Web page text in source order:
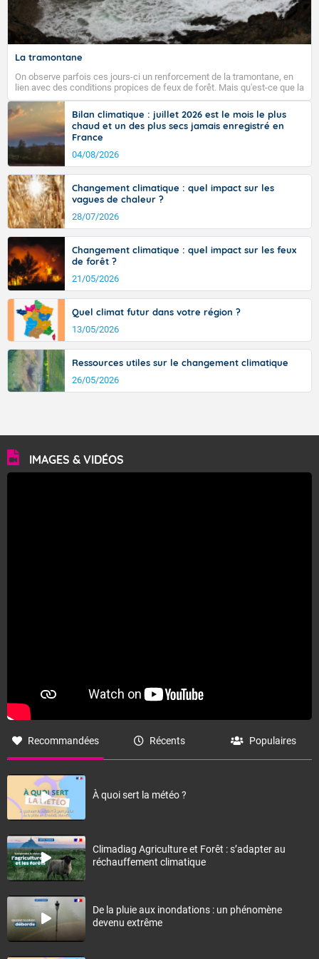
La tramontane
On observe parfois ces jours-ci un renforcement de la tramontane, en
lien avec des conditions propices de feux de forêt. Mais qu'est-ce que la
tramontane ? Quelles sont ses caractéristiques ? La tramontane est un
vent turbulent soufflant de secteur nord-ouest à nord, ou ouest à nord-
ouest, dans un secteur qui part du Roussillon à la vallée de l’Aude et à
l’ouest de l’Hérault. L’étymologie de ce vent vient du latin trasmontanus,
signifiant au-delà des monts, en allusion aux régions montagneuses
d’où provient ce vent.
Bilan climatique : juillet 2026 est le mois le plus
chaud et un des plus secs jamais enregistré en
France
04/08/2026
Changement climatique : quel impact sur les
vagues de chaleur ?
28/07/2026
Changement climatique : quel impact sur les feux
de forêt ?
21/05/2026
Quel climat futur dans votre région ?
13/05/2026
Ressources utiles sur le changement climatique
26/05/2026
IMAGES & VIDÉOS
Recommandées Récents Populaires
À quoi sert la météo ?
Climadiag Agriculture et Forêt : s’adapter au
réchauffement climatique
De la pluie aux inondations : un phénomène
devenu extrême